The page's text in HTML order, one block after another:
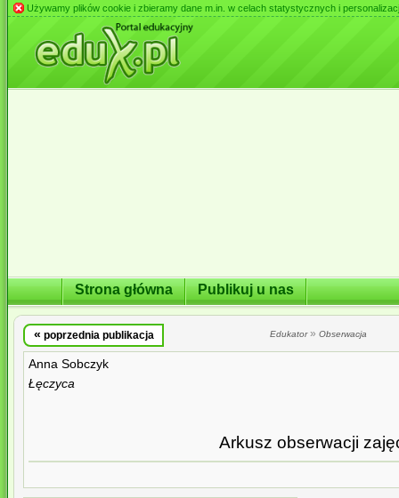
Używamy plików cookie i zbieramy dane m.in. w celach statystycznych i
Strona główna Publikuj u nas
« poprzednia publikacja Edukator» Obserwacja
Anna Sobczyk
Łęczyca
Arkusz obserwacji